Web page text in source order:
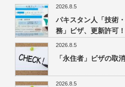
2026.8.5
パキスタン人「技術
務」ビザ、更新許可！
2026.8.5
「永住者」ビザの取
2026.8.5